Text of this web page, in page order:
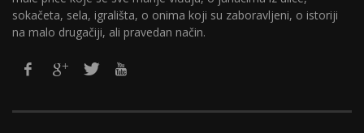
sokačeta, sela, igrališta, o onima koji su zaboravljeni, o istoriji
na malo drugačiji, ali pravedan način.